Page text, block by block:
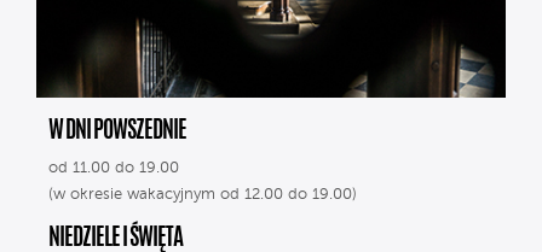
W DNI POWSZEDNIE
od 11.00 do 19.00
(w okresie wakacyjnym od 12.00 do 19.00)
NIEDZIELE I ŚWIĘTA